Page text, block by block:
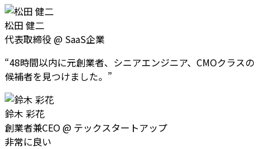
松田 健二
代表取締役 @ SaaS企業
“48時間以内に元創業者、シニアエンジニア、CMOクラスの
候補者を見つけました。 ”
鈴木 彩花
創業者兼CEO@ テックスタートアップ
非常に良い